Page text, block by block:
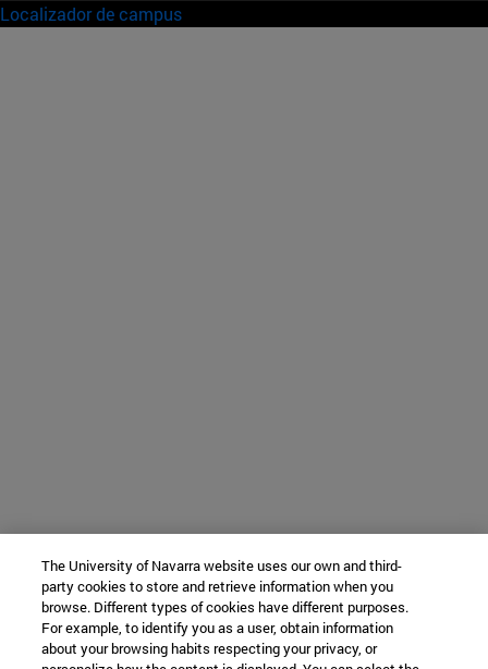
Localizador de campus
The University of Navarra website uses our own and third-
party cookies to store and retrieve information when you
browse. Different types of cookies have different purposes.
For example, to identify you as a user, obtain information
about your browsing habits respecting your privacy, or